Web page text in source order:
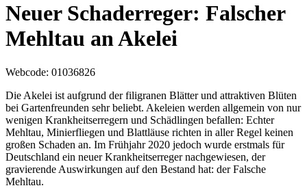
Neuer Schaderreger: Falscher
Mehltau an Akelei
Webcode: 01036826
Die Akelei ist aufgrund der filigranen Blätter und attraktiven Blüten
bei Gartenfreunden sehr beliebt. Akeleien werden allgemein von nur
wenigen Krankheitserregern und Schädlingen befallen: Echter
Mehltau, Minierfliegen und Blattläuse richten in aller Regel keinen
großen Schaden an. Im Frühjahr 2020 jedoch wurde erstmals für
Deutschland ein neuer Krankheitserreger nachgewiesen, der
gravierende Auswirkungen auf den Bestand hat: der Falsche
Mehltau.